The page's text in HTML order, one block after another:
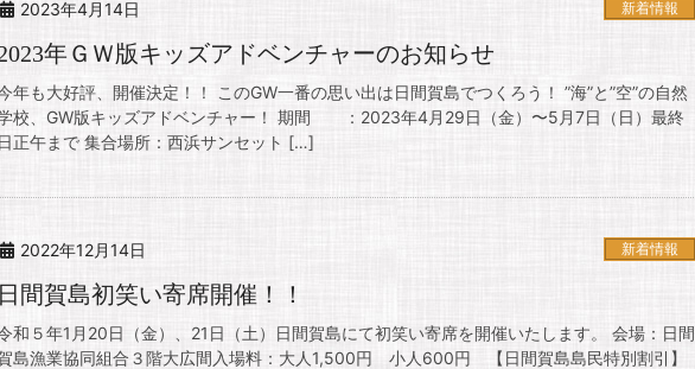
2023年4月14日 新着情報
年ＧＷ版キッズアドベンチャーのお知らせ
年も大好評、開催決定！！ このGW一番の思い出は日間賀島でつくろう！ ”海”と”空”の自然
校、GW版キッズアドベンチャー！ 期間 ：2023年4月29日（金）〜5月7日（日）最終
日正午まで 集合場所：西浜サンセット […]
2022年12月14日 新着情報
日間賀島初笑い寄席開催！！
和５年1月20日（金）、21日（土）日間賀島にて初笑い寄席を開催いたします。 会場：日間
島漁業協同組合３階大広間入場料：大人1,500円 小人600円 【日間賀島島民特別割引】